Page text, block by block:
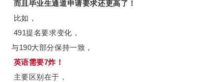
而且毕业生通道申请要求还更高了！
比如，
491提名要求变化，
与190大部分保持一致，
英语需要7炸！
主要区别在于，